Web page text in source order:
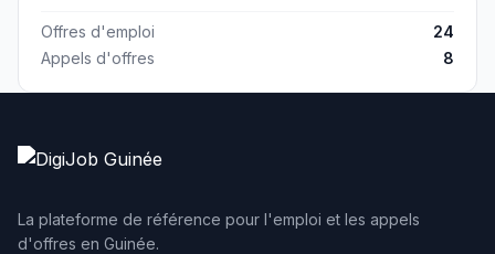
Offres d'emploi
24
Appels d'offres
8
La plateforme de référence pour l'emploi et les appels
d'offres en Guinée.